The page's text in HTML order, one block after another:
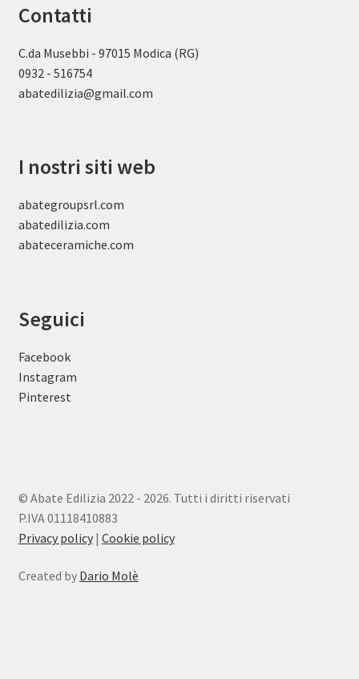
Contatti
C.da Musebbi - 97015 Modica (RG)
0932 - 516754
abatedilizia@gmail.com
I nostri siti web
abategroupsrl.com
abatedilizia.com
abateceramiche.com
Seguici
Facebook
Instagram
Pinterest
© Abate Edilizia 2022 - 2026. Tutti i diritti riservati
P.IVA 01118410883
Privacy policy| Cookie policy
Created by Dario Molè